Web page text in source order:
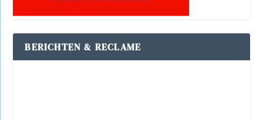
BERICHTEN & RECLAME